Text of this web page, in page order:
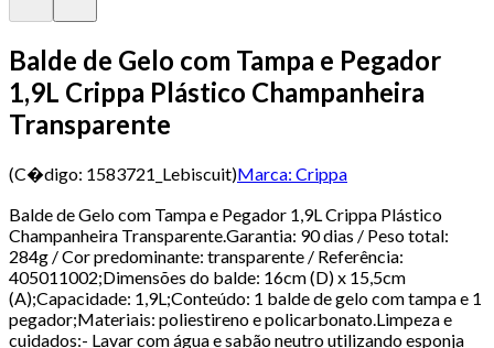
Balde de Gelo com Tampa e Pegador
1,9L Crippa Plástico Champanheira
Transparente
(C�digo: 1583721_Lebiscuit)Marca: Crippa
Balde de Gelo com Tampa e Pegador 1,9L Crippa Plástico
Champanheira Transparente.Garantia: 90 dias / Peso total:
284g / Cor predominante: transparente / Referência:
405011002;Dimensões do balde: 16cm (D) x 15,5cm
(A);Capacidade: 1,9L;Conteúdo: 1 balde de gelo com tampa e 1
pegador;Materiais: poliestireno e policarbonato.Limpeza e
cuidados:- Lavar com água e sabão neutro utilizando esponja